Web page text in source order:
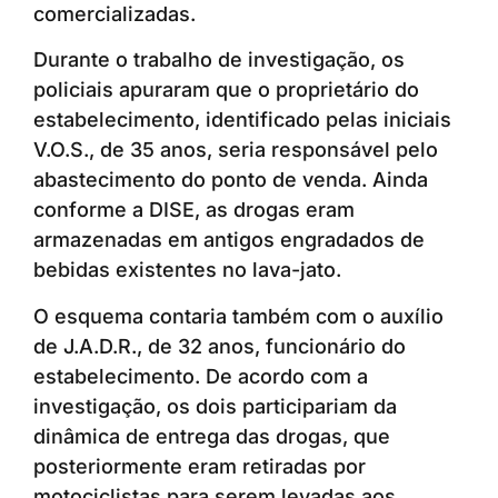
comercializadas.
Durante o trabalho de investigação, os
policiais apuraram que o proprietário do
estabelecimento, identificado pelas iniciais
V.O.S., de 35 anos, seria responsável pelo
abastecimento do ponto de venda. Ainda
conforme a DISE, as drogas eram
armazenadas em antigos engradados de
bebidas existentes no lava-jato.
O esquema contaria também com o auxílio
de J.A.D.R., de 32 anos, funcionário do
estabelecimento. De acordo com a
investigação, os dois participariam da
dinâmica de entrega das drogas, que
posteriormente eram retiradas por